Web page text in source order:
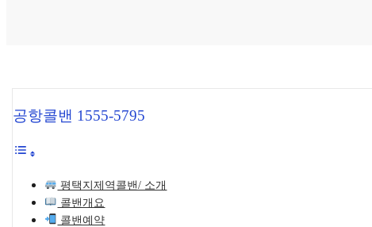
공항콜밴 1555-5795
평택지제역콜밴/ 소개
콜밴개요
콜밴예약